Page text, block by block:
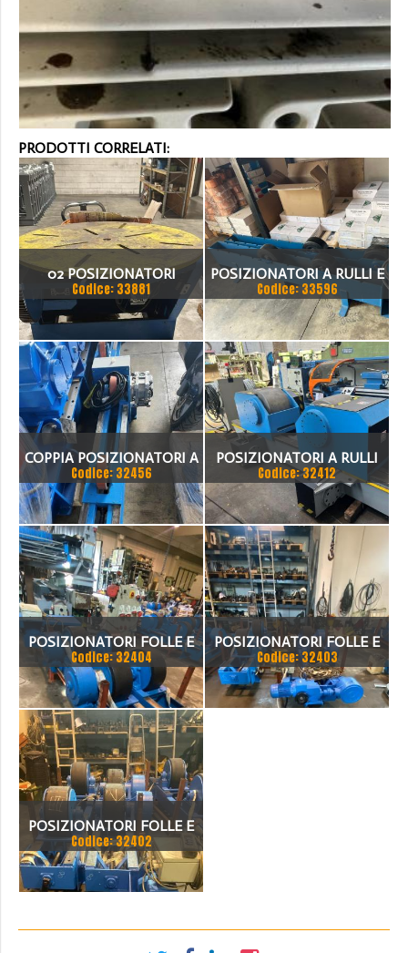
PRODOTTI CORRELATI:
02 POSIZIONATORI
AUTOMA A TAVOLA SP 850
E - CE
Codice: 33881
POSIZIONATORI A RULLI E
MOTORIZZATI
Codice: 33596
COPPIA POSIZIONATORI A
RULLI FOLLE E
MOTORIZZATO NUOVI
Codice: 32456
POSIZIONATORI A RULLI
FOLLE
Codice: 32412
POSIZIONATORI FOLLE E
MOTORIZZATO
Codice: 32404
POSIZIONATORI FOLLE E
MOTORIZZATO
Codice: 32403
POSIZIONATORI FOLLE E
MOTORIZZATO
Codice: 32402